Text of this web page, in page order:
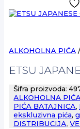
ALKOHOLNA PIĆA /
ETSU
Šifra proizvoda:
ALKOHOLNA
PIĆA BATAJNICA,
ekskluzivna pića,
DISTRIBUCIJA,